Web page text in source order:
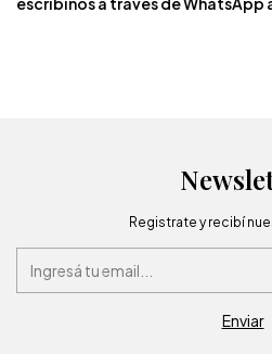
Registrate y recibí